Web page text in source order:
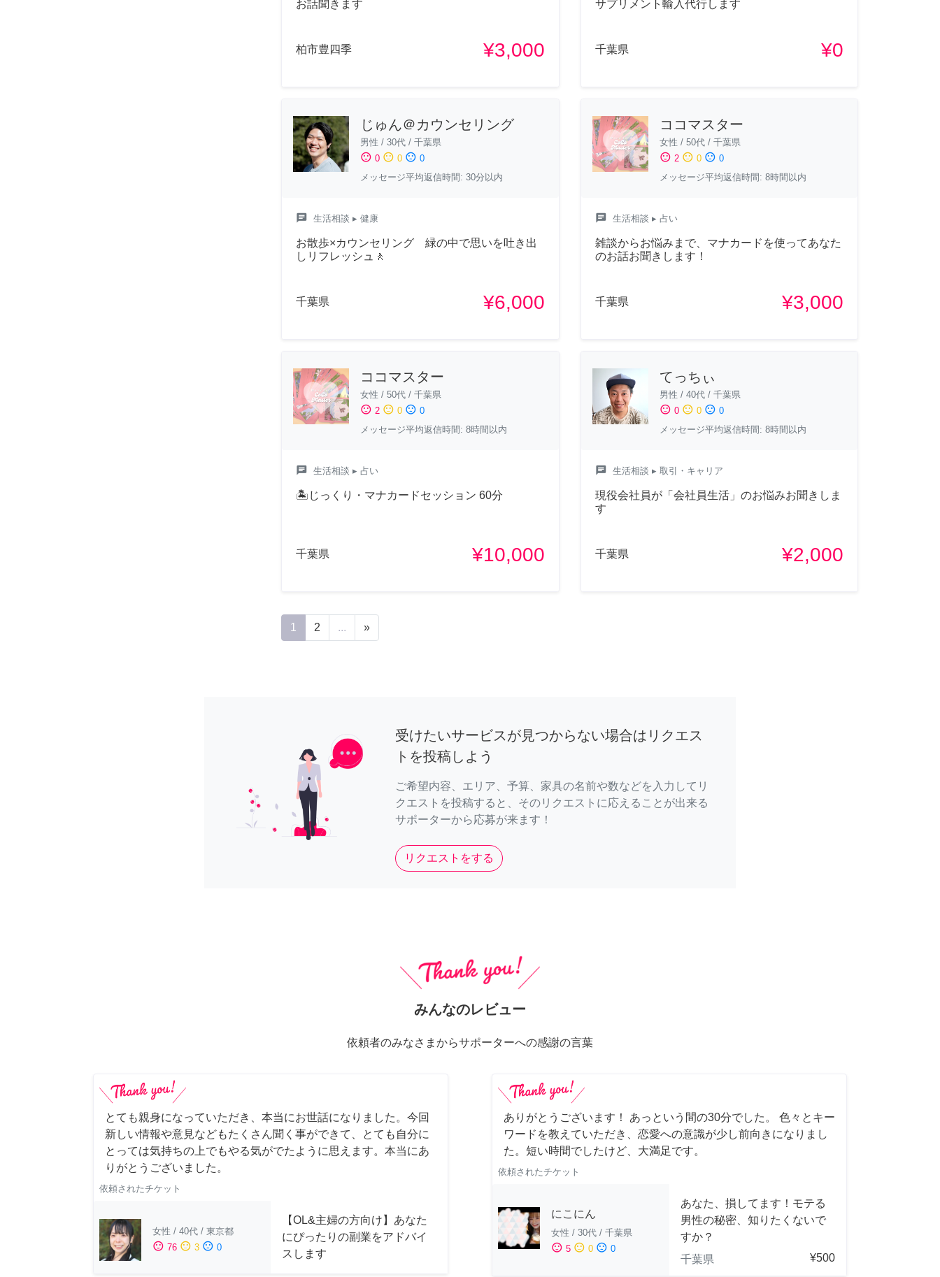
お話聞きます
柏市豊四季 ¥3,000
サプリメント輸入代行します
千葉県 ¥0
じゅん＠カウンセリング
男性 / 30代 / 千葉県
sentiment_satisfied 0 sentiment_neutral 0 sentiment_dissatisfied 0
メッセージ平均返信時間: 30分以内
chat 生活相談 ▸ 健康
お散歩×カウンセリング 緑の中で思いを吐き出
しリフレッシュ🚶
千葉県 ¥6,000
ココマスター
女性 / 50代/ 千葉県
sentiment_satisfied 2 sentiment_neutral 0 sentiment_dissatisfied 0
メッセージ平均返信時間: 8時間以内
chat 生活相談 ▸ 占い
雑談からお悩みまで、マナカードを使ってあなた
のお話お聞きします！
千葉県 ¥3,000
ココマスター
女性 / 50代 / 千葉県
sentiment_satisfied 2 sentiment_neutral 0 sentiment_dissatisfied 0
メッセージ平均返信時間: 8時間以内
chat 生活相談 ▸ 占い
🏝️じっくり・マナカードセッション 60分
千葉県 ¥10,000
てっちぃ
男性 / 40代/ 千葉県
sentiment_satisfied 0 sentiment_neutral 0 sentiment_dissatisfied 0
メッセージ平均返信時間: 8時間以内
chat 生活相談 ▸ 取引・キャリア
現役会社員が「会社員生活」のお悩みお聞きしま
す
千葉県 ¥2,000
1 2 ... »
受けたいサービスが見つからない場合はリクエス
トを投稿しよう
ご希望内容、エリア、予算、家具の名前や数などを入力してリ
クエストを投稿すると、そのリクエストに応えることが出来る
サポーターから応募が来ます！
リクエストをする
みんなのレビュー
依頼者のみなさまからサポーターへの感謝の言葉
とても親身になっていただき、本当にお世話になりました。今回
新しい情報や意見などもたくさん聞く事ができて、とても自分に
とっては気持ちの上でもやる気がでたように思えます。本当にあ
りがとうございました。
依頼されたチケット
女性 / 40代 / 東京都
sentiment_satisfied 76 sentiment_neutral 3 sentiment_dissatisfied 0
【OL&主婦の方向け】あなた
にぴったりの副業をアドバイ
スします
ありがとうございます！ あっという間の30分でした。 色々とキー
ワードを教えていただき、恋愛への意識が少し前向きになりまし
た。短い時間でしたけど、大満足です。
依頼されたチケット
にこにん
女性 / 30代 / 千葉県
sentiment_satisfied 5 sentiment_neutral 0 sentiment_dissatisfied 0
あなた、損してます！モテる
男性の秘密、知りたくないで
すか？
千葉県
¥500